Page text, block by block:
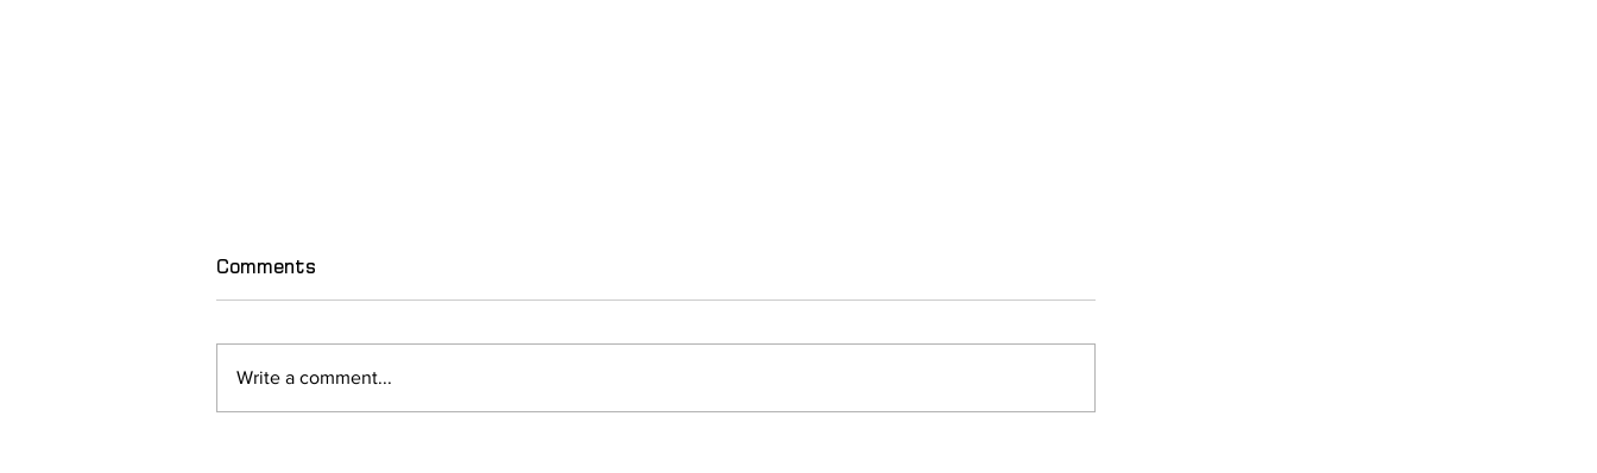
Comments
Write a comment...